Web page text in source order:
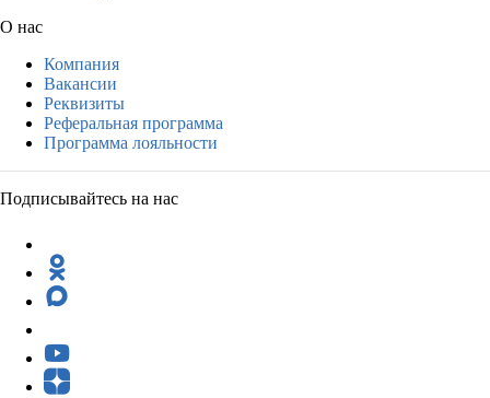
О нас
Компания
Вакансии
Реквизиты
Реферальная программа
Программа лояльности
Подписывайтесь на нас